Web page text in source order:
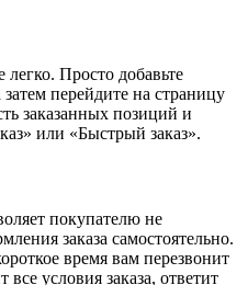
Просто добавьте
перейдите на страницу
заказанных позиций и
или «Быстрый заказ».
покупателю не
заказа самостоятельно.
время вам перезвонит
условия заказа, ответит